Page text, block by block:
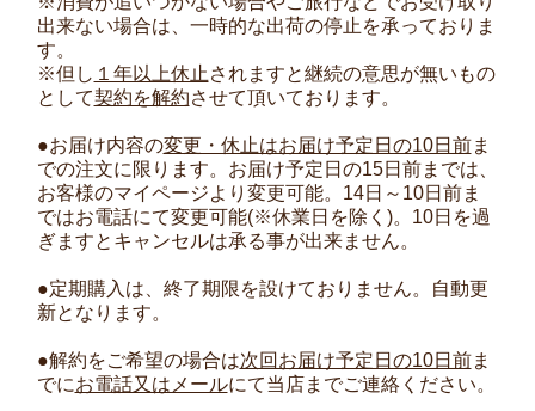
出来ない場合は、一時的な出荷の停止を承っておりま
す。
※但し １年以上休止 されますと継続の意思が無いもの
として契約を解約させて頂いております。
●お届け内容の変更・休止はお届け予定日の10日前ま
での注文に限ります。お届け予定日の15日前までは、
お客様のマイページより変更可能。14日～10日前ま
ではお電話にて変更可能(※休業日を除く)。10日を過
ぎますとキャンセルは承る事が出来ません。
●定期購入は、終了期限を設けておりません。自動更
新となります。
●解約をご希望の場合は次回お届け予定日の10日前ま
でにお電話又はメールにて当店までご連絡ください。